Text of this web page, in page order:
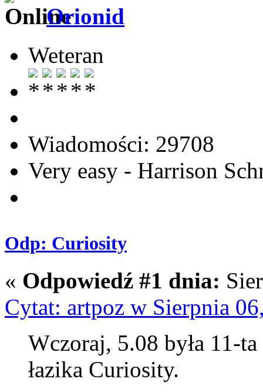
Orionid
Weteran
Wiadomości: 29708
Very easy - Harrison
Odp: Curiosity
« Odpowiedź #1 dnia:
Cytat: artpoz w Sierpnia
Wczoraj, 5.08 była 11-
łazika Curiosity.